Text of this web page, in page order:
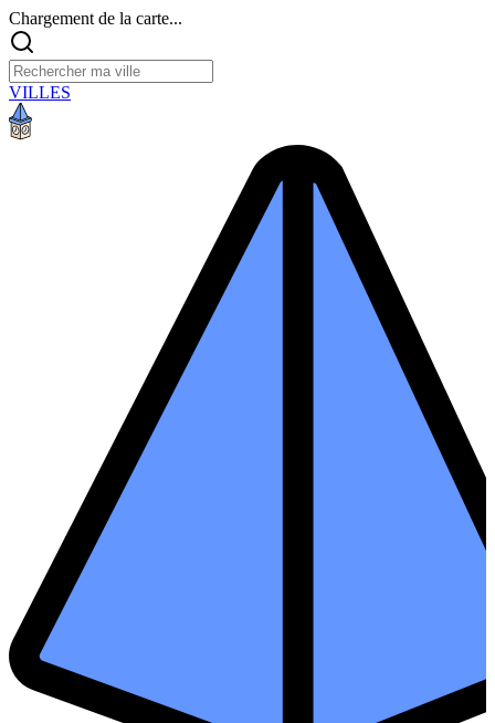
Chargement de la carte...
VILLES